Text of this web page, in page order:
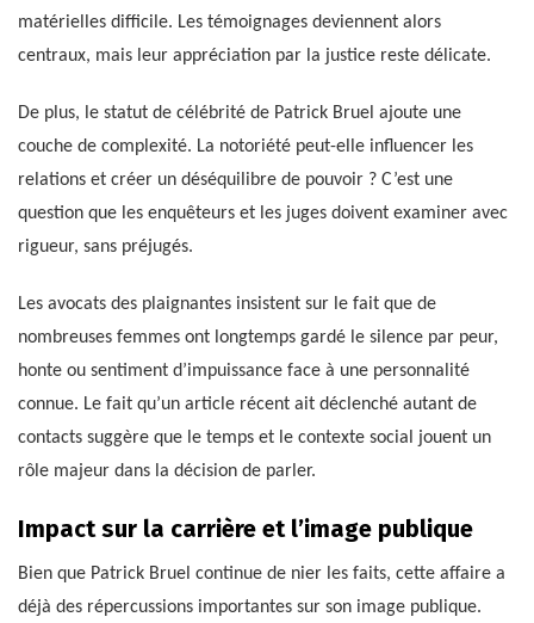
matérielles difficile. Les témoignages deviennent alors
centraux, mais leur appréciation par la justice reste délicate.
De plus, le statut de célébrité de Patrick Bruel ajoute une
couche de complexité. La notoriété peut-elle influencer les
relations et créer un déséquilibre de pouvoir ? C’est une
question que les enquêteurs et les juges doivent examiner avec
rigueur, sans préjugés.
Les avocats des plaignantes insistent sur le fait que de
nombreuses femmes ont longtemps gardé le silence par peur,
honte ou sentiment d’impuissance face à une personnalité
connue. Le fait qu’un article récent ait déclenché autant de
contacts suggère que le temps et le contexte social jouent un
rôle majeur dans la décision de parler.
Impact sur la carrière et l’image publique
Bien que Patrick Bruel continue de nier les faits, cette affaire a
déjà des répercussions importantes sur son image publique.